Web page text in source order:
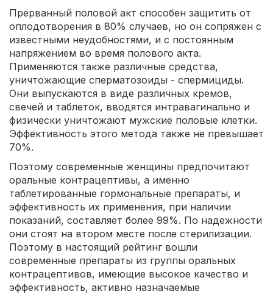
Прерванный половой акт способен защитить от
оплодотворения в 80% случаев, но он сопряжен с
известными неудобностями, и с постоянным
напряжением во время полового акта.
Применяются также различные средства,
уничтожающие сперматозоиды - спермициды.
Они выпускаются в виде различных кремов,
свечей и таблеток, вводятся интравагинально и
физически уничтожают мужские половые клетки.
Эффективность этого метода также не превышает
70%.
Поэтому современные женщины предпочитают
оральные контрацептивы, а именно
таблетированные гормональные препараты, и
эффективность их применения, при наличии
показаний, составляет более 99%. По надежности
они стоят на втором месте после стерилизации.
Поэтому в настоящий рейтинг вошли
современные препараты из группы оральных
контрацептивов, имеющие высокое качество и
эффективность, активно назначаемые